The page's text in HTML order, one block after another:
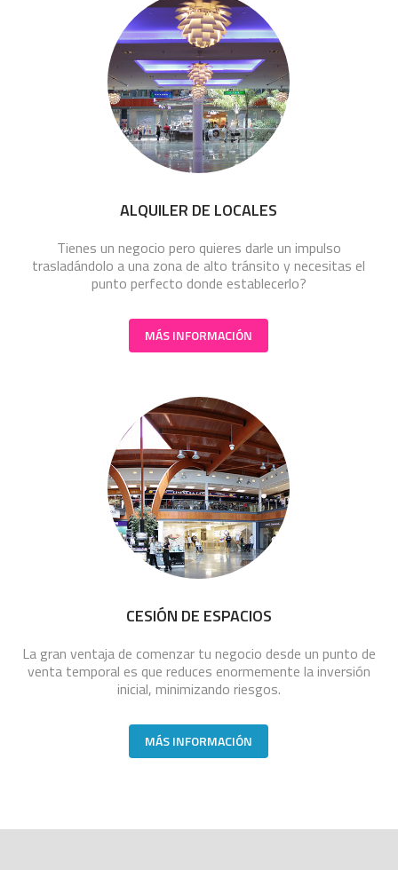
ALQUILER DE LOCALES
Tienes un negocio pero quieres darle un impulso
trasladándolo a una zona de alto tránsito y necesitas el
punto perfecto donde establecerlo?
MÁS INFORMACIÓN
CESIÓN DE ESPACIOS
La gran ventaja de comenzar tu negocio desde un punto de
venta temporal es que reduces enormemente la inversión
inicial, minimizando riesgos.
MÁS INFORMACIÓN